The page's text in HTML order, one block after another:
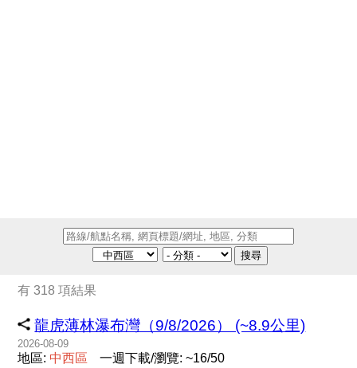
搜尋
有 318 項結果
龍虎薄林瀑布灣（9/8/2026） (~8.9公里)
2026-08-09
地區: 中西區 一週下載/瀏覽: ~16/50